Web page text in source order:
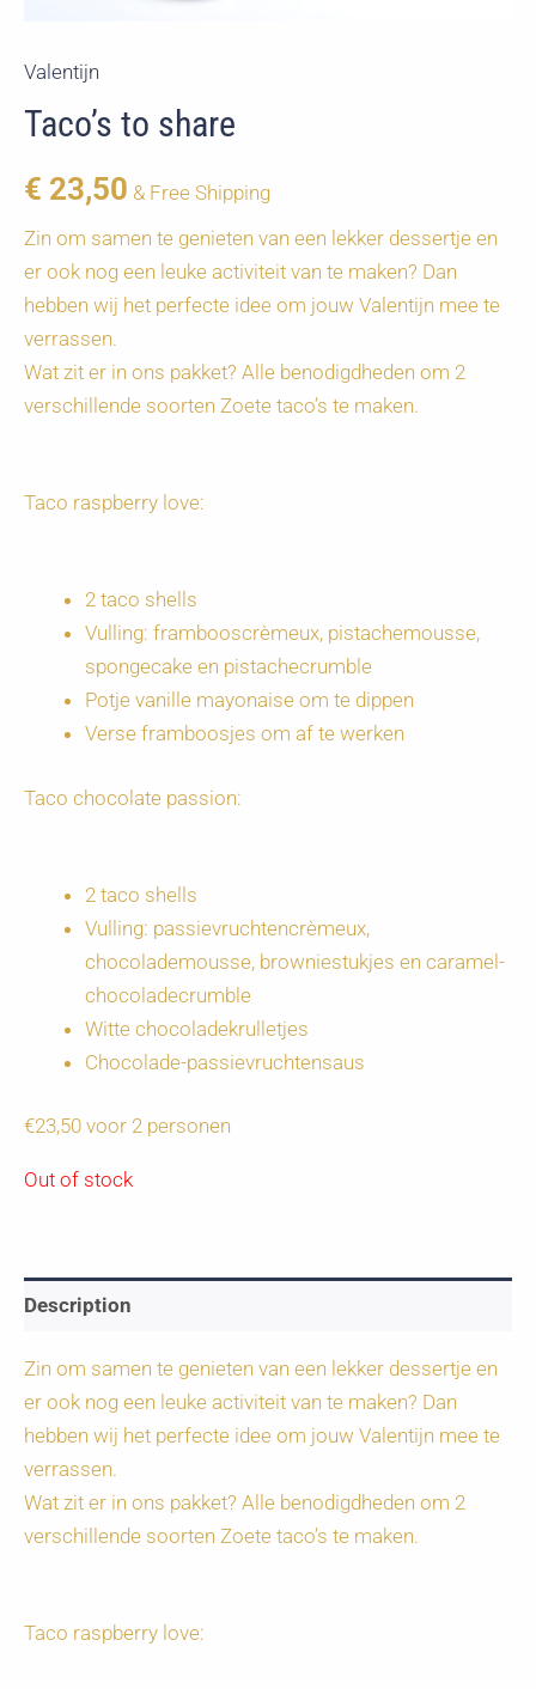
Valentijn
Taco’s to share
€ 23,50 & Free Shipping
Zin om samen te genieten van een lekker dessertje en
er ook nog een leuke activiteit van te maken? Dan
hebben wij het perfecte idee om jouw Valentijn mee te
verrassen.
Wat zit er in ons pakket? Alle benodigdheden om 2
verschillende soorten Zoete taco’s te maken.
Taco raspberry love:
2 taco shells
Vulling: frambooscrèmeux, pistachemousse,
spongecake en pistachecrumble
Potje vanille mayonaise om te dippen
Verse framboosjes om af te werken
Taco chocolate passion:
2 taco shells
Vulling: passievruchtencrèmeux,
chocolademousse, browniestukjes en caramel-
chocoladecrumble
Witte chocoladekrulletjes
Chocolade-passievruchtensaus
€23,50 voor 2 personen
Out of stock
Description
Zin om samen te genieten van een lekker dessertje en
er ook nog een leuke activiteit van te maken? Dan
hebben wij het perfecte idee om jouw Valentijn mee te
verrassen.
Wat zit er in ons pakket? Alle benodigdheden om 2
verschillende soorten Zoete taco’s te maken.
Taco raspberry love: